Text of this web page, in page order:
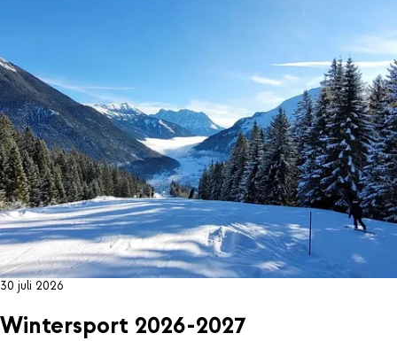
30 juli 2026
Wintersport 2026-2027